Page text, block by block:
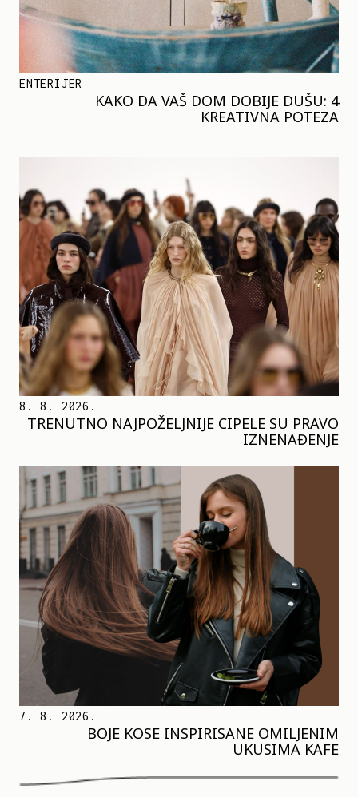
ENTERIJER
KAKO DA VAŠ DOM DOBIJE DUŠU: 4
KREATIVNA POTEZA
8. 8. 2026.
TRENUTNO NAJPOŽELJNIJE CIPELE SU PRAVO
IZNENAĐENJE
7. 8. 2026.
BOJE KOSE INSPIRISANE OMILJENIM
UKUSIMA KAFE